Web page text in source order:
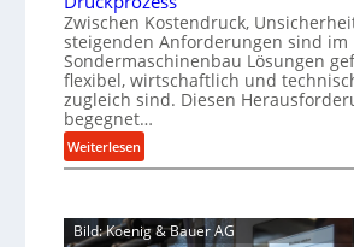
s
i
c
h
b
s
n
t
s
p
a
n
n
i
B
e
s
t
e
l
l
n
b
o
u
t
A
u
t
a
Zwischen Kostendruck,
steigenden Anforderungen sind im
Sondermaschinenbau Lösungen
flexibel, wirtschaftlich und
zugleich sind. Diesen
begegnet…
Weiterlesen:
R
l
Bild: Koenig & Bauer AG